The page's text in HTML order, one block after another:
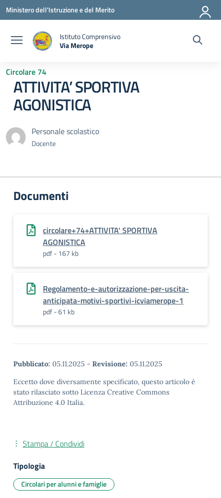
Vai ai contenuti
Vai al menu di navigazione
Vai al footer
Ministero dell'Istruzione e del Merito
Istituto Comprensivo
Via Merope
Circolare 74
ATTIVITA’ SPORTIVA
AGONISTICA
Personale scolastico
Docente
Documenti
circolare+74+ATTIVITA' SPORTIVA
AGONISTICA
pdf - 167 kb
Regolamento-e-autorizzazione-per-uscita-
anticipata-motivi-sportivi-icviamerope-1
pdf - 61 kb
Pubblicato: 05.11.2025 - Revisione: 05.11.2025
Eccetto dove diversamente specificato, questo articolo è
stato rilasciato sotto Licenza Creative Commons
Attribuzione 4.0 Italia.
Stampa / Condividi
Tipologia
Circolari per alunni e famiglie